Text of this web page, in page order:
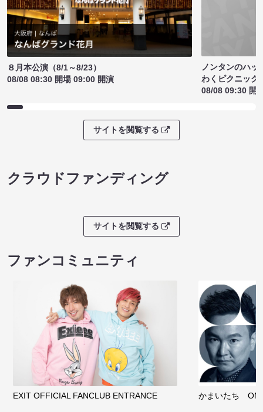
８月本公演（8/1～8/23）
08/08 08:30 開場 09:00 開演
ノンタンのハッ
わくピクニック
08/08 09:30 開
サイトを閲覧する
クラウドファンディング
サイトを閲覧する
ファンコミュニティ
EXIT OFFICIAL FANCLUB ENTRANCE かまいたち